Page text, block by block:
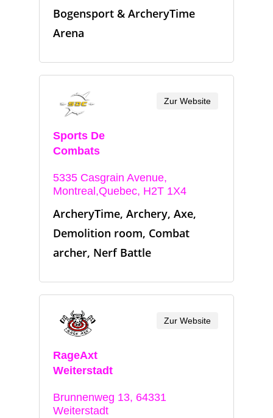
Bogensport & ArcheryTime
Arena
Sports De
Combats
5335 Casgrain Avenue,
Montreal,Quebec, H2T 1X4
ArcheryTime, Archery, Axe,
Demolition room, Combat
archer, Nerf Battle
Zur Website
RageAxt
Weiterstadt
Brunnenweg 13, 64331
Weiterstadt
Zur Website